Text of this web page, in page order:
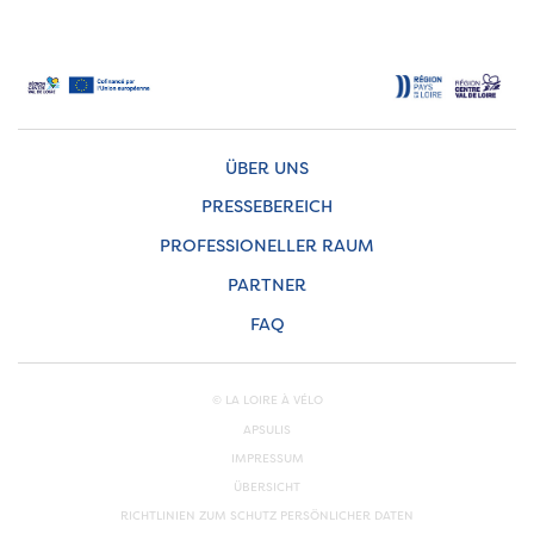
ÜBER UNS
PRESSEBEREICH
PROFESSIONELLER RAUM
PARTNER
FAQ
© LA LOIRE À VÉLO
APSULIS
IMPRESSUM
ÜBERSICHT
RICHTLINIEN ZUM SCHUTZ PERSÖNLICHER DATEN